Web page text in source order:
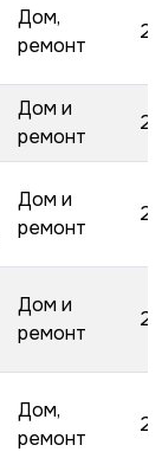
Дом,
ремонт
Дом и
ремонт
Дом и
ремонт
Дом и
ремонт
Дом,
ремонт